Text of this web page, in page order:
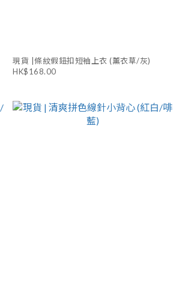
現貨 |條紋假鈕扣短袖上衣 (薰衣草/灰)
HK$168.00